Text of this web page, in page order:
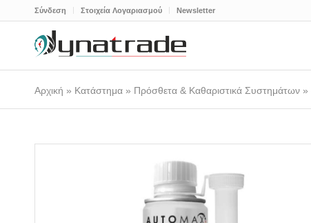
Σύνδεση Στοιχεία Λογαριασμού Newsletter
Αρχική » Κατάστημα » Πρόσθετα & Καθαριστικά Συστημάτων »